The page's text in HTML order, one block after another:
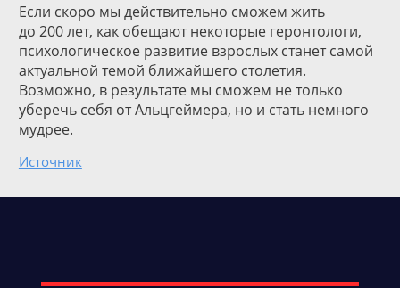
Если скоро мы действительно сможем жить
до 200 лет, как обещают некоторые геронтологи,
психологическое развитие взрослых станет самой
актуальной темой ближайшего столетия.
Возможно, в результате мы сможем не только
уберечь себя от Альцгеймера, но и стать немного
мудрее.
Источник